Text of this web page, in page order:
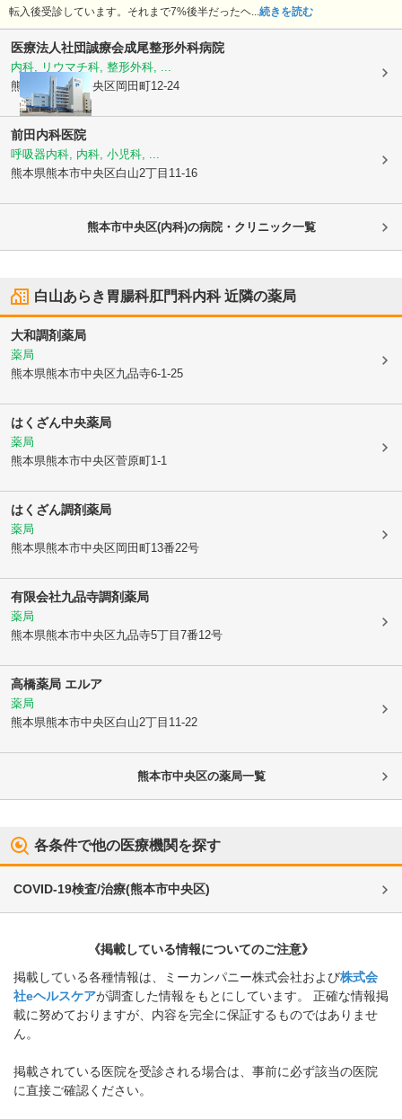
転入後受診しています。それまで7%後半だったヘ... 続きを読む
医療法人社団誠療会成尾整形外科病院
内科, リウマチ科, 整形外科, ...
熊本県熊本市中央区岡田町12-24
前田内科医院
呼吸器内科, 内科, 小児科, ...
熊本県熊本市中央区白山2丁目11-16
熊本市中央区(内科)の病院・クリニック一覧
白山あらき胃腸科肛門科内科近隣の薬局
大和調剤薬局
薬局
熊本県熊本市中央区九品寺6-1-25
はくざん中央薬局
薬局
熊本県熊本市中央区菅原町1-1
はくざん調剤薬局
薬局
熊本県熊本市中央区岡田町13番22号
有限会社九品寺調剤薬局
薬局
熊本県熊本市中央区九品寺5丁目7番12号
高橋薬局 エルア
薬局
熊本県熊本市中央区白山2丁目11-22
熊本市中央区の薬局一覧
各条件で他の医療機関を探す
COVID-19検査/治療(熊本市中央区)
《掲載している情報についてのご注意》
掲載している各種情報は、ミーカンパニー株式会社および株式会
社eヘルスケアが調査した情報をもとにしています。 正確な情報掲
載に努めておりますが、内容を完全に保証するものではありませ
ん。
掲載されている医院を受診される場合は、事前に必ず該当の医院
に直接ご確認ください。